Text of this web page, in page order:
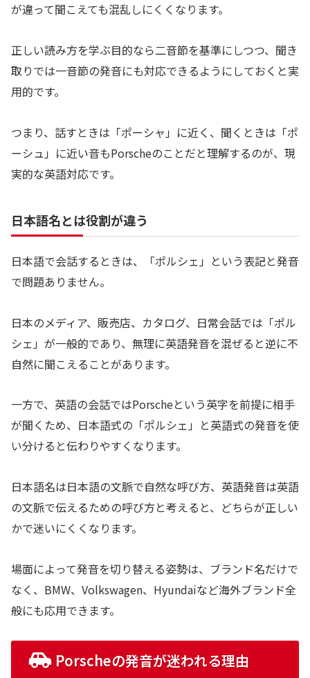
が違って聞こえても混乱しにくくなります。
正しい読み方を学ぶ目的なら二音節を基準にしつつ、聞き
取りでは一音節の発音にも対応できるようにしておくと実
用的です。
つまり、話すときは「ポーシャ」に近く、聞くときは「ポ
ーシュ」に近い音もPorscheのことだと理解するのが、現
実的な英語対応です。
日本語名とは役割が違う
日本語で会話するときは、「ポルシェ」という表記と発音
で問題ありません。
日本のメディア、販売店、カタログ、日常会話では「ポル
シェ」が一般的であり、無理に英語発音を混ぜると逆に不
自然に聞こえることがあります。
一方で、英語の会話ではPorscheという英字を前提に相手
が聞くため、日本語式の「ポルシェ」と英語式の発音を使
い分けると伝わりやすくなります。
日本語名は日本語の文脈で自然な呼び方、英語発音は英語
の文脈で伝えるための呼び方と考えると、どちらが正しい
かで迷いにくくなります。
場面によって発音を切り替える姿勢は、ブランド名だけで
なく、BMW、Volkswagen、Hyundaiなど海外ブランド全
般にも応用できます。
Porscheの発音が迷われる理由